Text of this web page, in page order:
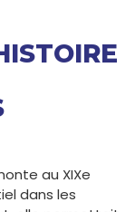
au XIXe
dans les